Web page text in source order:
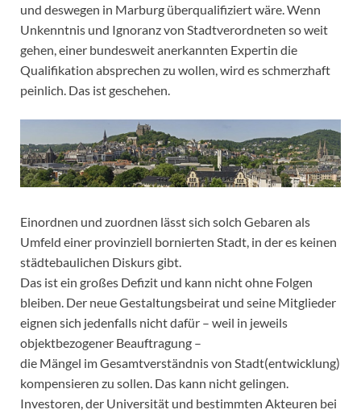
und deswegen in Marburg überqualifiziert wäre. Wenn
Unkenntnis und Ignoranz von Stadtverordneten so weit
gehen, einer bundesweit anerkannten Expertin die
Qualifikation absprechen zu wollen, wird es schmerzhaft
peinlich. Das ist geschehen.
Einordnen und zuordnen lässt sich solch Gebaren als
Umfeld einer provinziell bornierten Stadt, in der es keinen
städtebaulichen Diskurs gibt.
Das ist ein großes Defizit und kann nicht ohne Folgen
bleiben. Der neue Gestaltungsbeirat und seine Mitglieder
eignen sich jedenfalls nicht dafür – weil in jeweils
objektbezogener Beauftragung –
die Mängel im Gesamtverständnis von Stadt(entwicklung)
kompensieren zu sollen. Das kann nicht gelingen.
Investoren, der Universität und bestimmten Akteuren bei